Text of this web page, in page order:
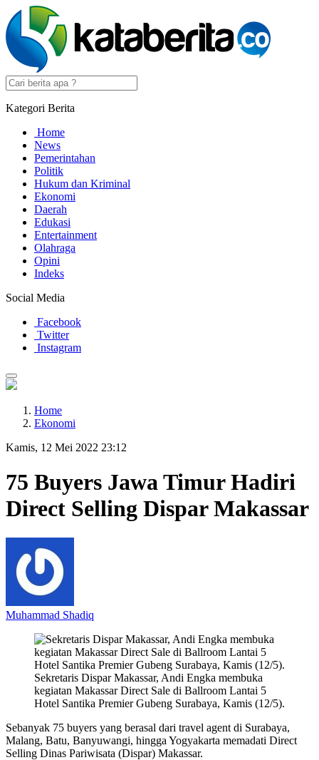
Kategori Berita
Home
News
Pemerintahan
Politik
Hukum dan Kriminal
Ekonomi
Daerah
Edukasi
Entertainment
Olahraga
Opini
Indeks
Social Media
Facebook
Twitter
Instagram
Home
Ekonomi
Kamis, 12 Mei 2022 23:12
75 Buyers Jawa Timur Hadiri
Direct Selling Dispar Makassar
Muhammad Shadiq
Sekretaris Dispar Makassar, Andi Engka membuka
kegiatan Makassar Direct Sale di Ballroom Lantai 5
Hotel Santika Premier Gubeng Surabaya, Kamis (12/5).
Sebanyak 75 buyers yang berasal dari travel agent di Surabaya,
Malang, Batu, Banyuwangi, hingga Yogyakarta memadati Direct
Selling Dinas Pariwisata (Dispar) Makassar.